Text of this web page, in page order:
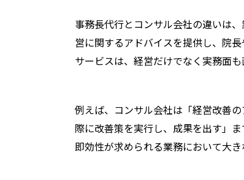
事務長代行とコンサル会社の違いは
営に関するアドバイスを提供し、院
サービスは、経営だけでなく実務面も
例えば、コンサル会社は「経営改善
際に改善策を実行し、成果を出す」
即効性が求められる業務において大き